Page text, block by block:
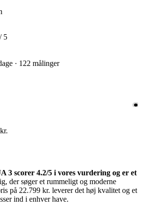
/ 5
· 122 målinger
3 scorer 4.2/5 i vores vurdering og er et
der søger et rummeligt og moderne
på 22.799 kr. leverer det høj kvalitet og et
ind i enhver have.